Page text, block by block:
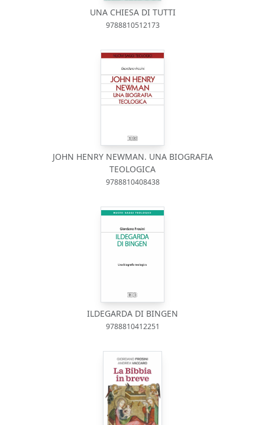
UNA CHIESA DI TUTTI
9788810512173
JOHN HENRY NEWMAN. UNA BIOGRAFIA
TEOLOGICA
9788810408438
ILDEGARDA DI BINGEN
9788810412251